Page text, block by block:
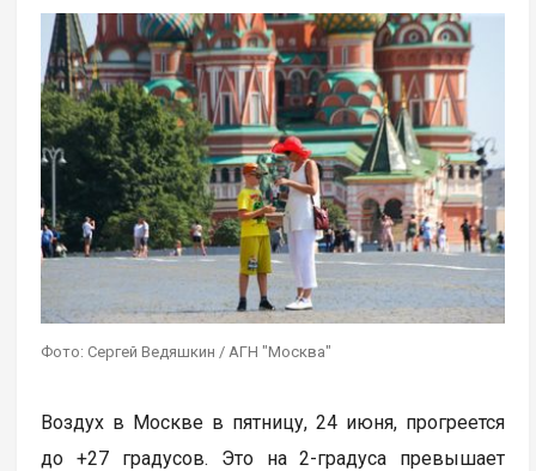
Фото: Сергей Ведяшкин / АГН "Москва"
Воздух в Москве в пятницу, 24 июня, прогреется
до +27 градусов. Это на 2-градуса превышает